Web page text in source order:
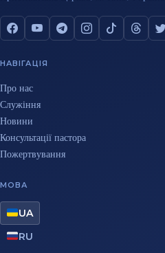
НАВІГАЦІЯ
Про нас
Служіння
Новини
Консультації пастора
Пожертвування
МОВА
UA
RU